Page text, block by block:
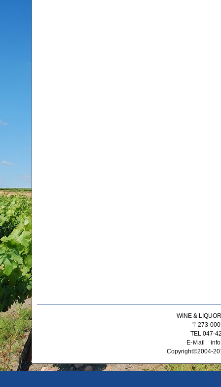
WINE &
〒273-
TEL 047-
E-Ｍail
Copyright©2004-